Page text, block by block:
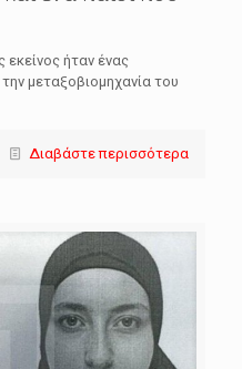
ήταν ένας
μεταξοβιομηχανία του
Διαβάστε περισσότερα